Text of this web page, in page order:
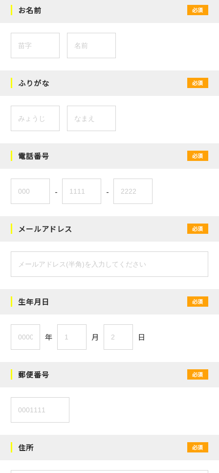
お名前 必須
ふりがな 必須
電話番号 必須
- -
メールアドレス 必須
生年月日 必須
年 月 日
郵便番号 必須
住所 必須